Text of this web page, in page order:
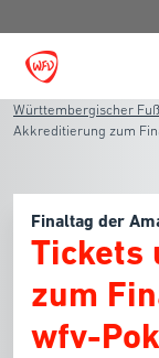
Württembergischer
Akkreditierung zum
Finaltag der
Tickets
zum
wfv-